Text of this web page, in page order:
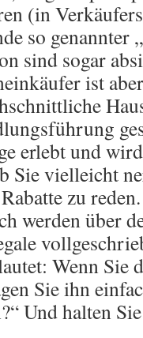
(in
so genannter
sind sogar
ist
erlebt und
Sie vielleicht
zu
werden über
Wenn Sie
Sie ihn
Und halten